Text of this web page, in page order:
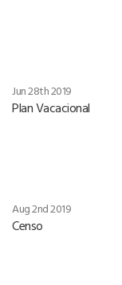
Jun 28th 2019
Plan Vacacional
Aug 2nd 2019
Censo